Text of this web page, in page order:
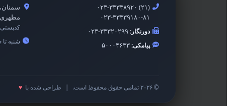
۰۲۳-۳۳۳۳۸۹۲۰ (۲۱)
۰۲۳-۳۳۳۳۹۱۸۰-۸۱
دورنگار:۰۲۳-۳۳۳۲۰۲۹۹
پیامکی:۵۰۰۰۴۶۳۳
مطهری
شنبه تا
© ۲۰۲۶ تمامی حقوق محفوظ است. طراحی شده با ♥